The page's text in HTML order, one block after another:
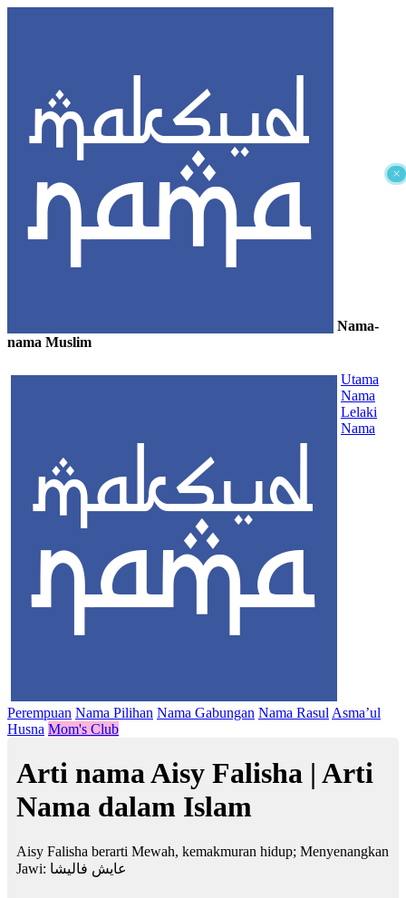
×
Nama-
nama Muslim
Utama
Nama
Lelaki
Nama
Perempuan Nama Pilihan Nama Gabungan Nama Rasul Asma’ul
Husna Mom's Club
Arti nama Aisy Falisha | Arti
Nama dalam Islam
Aisy Falisha berarti Mewah, kemakmuran hidup; Menyenangkan
Jawi: عايش فاليشا